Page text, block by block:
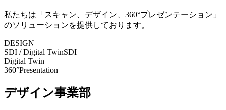
私たちは「スキャン、デザイン、360°プレゼンテーション」
のソリューションを提供しております。
DESIGN
SDI / Digital TwinSDI
Digital Twin
360°Presentation
デザイン事業部